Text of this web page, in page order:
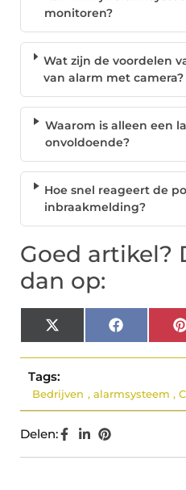
monitoren?
Wat zijn de voordelen
van alarm met camera?
Waarom is alleen een
onvoldoende?
Hoe snel reageert de
inbraakmelding?
Goed artikel?
dan op:
X
(Twitter)
Facebook
Tags:
Bedrijven , alarmsysteem ,
Delen: